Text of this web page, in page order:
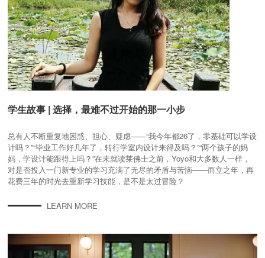
学生故事 | 选择，最难不过开始的那一小步
总有人不断重复地困惑、担心、疑虑——“我今年都26了，零基础可以学设
计吗？”“毕业工作好几年了，转行学室内设计来得及吗？”“两个孩子的妈
妈，学设计能跟得上吗？”在未就读莱佛士之前，Yoyo和大多数人一样，
对是否投入一门新专业的学习充满了无尽的矛盾与苦恼——而立之年，再
花费三年的时光去重新学习技能，是不是太过冒险？
LEARN MORE